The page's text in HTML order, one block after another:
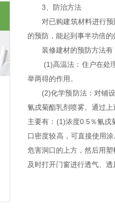
3、防治方法
对已购建筑材料进行
的预防，能起到事半功倍
装修建材的预防方法
(1)高温法：住户在处
举两得的作用。
(2)化学预防法：对铺
氰戌菊酯乳剂喷雾。通过
主要有： (1)浓度0.5％氰戌
口密度较高，可直接使用
危害洞口的上方，然后用
及时打开门窗进行透气、透